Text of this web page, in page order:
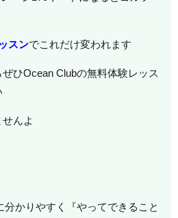
スンでこれだけ変われます
ひOcean Clubの無料体験レッス
んよ
かりやすく『やってできること